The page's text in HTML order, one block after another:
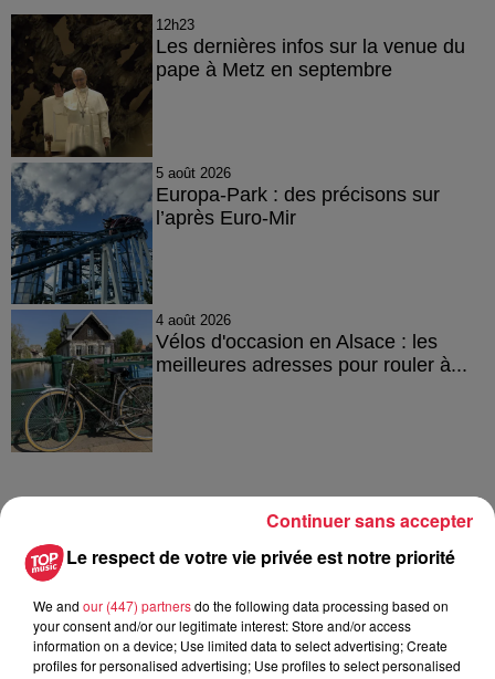
12h23
Les dernières infos sur la venue du
pape à Metz en septembre
5 août 2026
Europa-Park : des précisons sur
l’après Euro-Mir
4 août 2026
Vélos d'occasion en Alsace : les
meilleures adresses pour rouler à...
À découvrir également
Le respect de votre vie privée est notre priorité
We and our (447) partnersdo the following data processing based on
your consent and/or our legitimate interest: Store and/or access
information on a device; Use limited data to select advertising; Create
profiles for personalised advertising; Use profiles to select personalised
Continuer sans accepter